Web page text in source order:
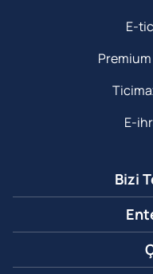
E-
E-
Bizi